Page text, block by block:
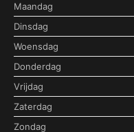
Maandag
Dinsdag
Woensdag
Donderdag
Vrijdag
Zaterdag
Zondag